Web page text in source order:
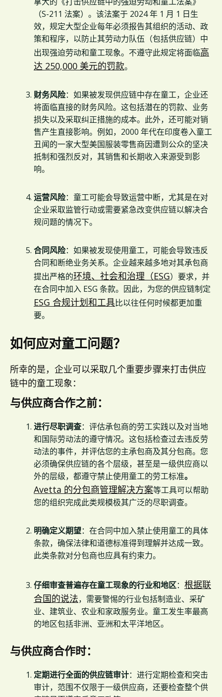
（S-211 法案）。该法案于 2024 年 1 月 1 日生
效，规定大型企业每年必须报告其组织的活动、政
策和程序，以防止其劳动力队伍（包括供应链）中
出现强迫劳动和童工现象。不遵守此规定将面临高
达 250,000 美元的罚款。
财务风险：如果被发现供应链中存在童工，企业还
将面临直接的财务风险。这包括潜在的罚款、业务
损失以及采取纠正措施的成本。此外，还可能对销
售产生直接影响。例如，2000 年代在印度卷入童工
丑闻的一家大型美国服装零售商因遭到公众的坚决
抵制和强烈反对，其销售和长期收入来源受到影
响。
运营风险：童工可能会导致运营中断，尤其是在对
企业采取监管行动或需要紧急改变供应链以解决合
规问题的情况下。
合同风险：如果被发现使用童工，可能会导致违反
合同和断绝业务关系。企业越来越多地对其承包商
提出严格的环境、社会和治理（ESG）要求，并
在合同中加入 ESG 条款。因此，为您的供应链制定
ESG 合规计划和工具比以往任何时候都更加重
要。
如何应对童工问题？
所幸的是，企业可以采取几个重要步骤来打击供应
链中的童工现象：
与供应商合作之前：
进行尽职调查：评估承包商的劳工实践以及对当地
和国际劳动法的遵守情况。这包括检查过去违反劳
动法的事件，并评估您的主承包商及其分包商。您
必须确保供应链的各个层级，甚至是一级供应商以
外的层级，都遵守禁止使用童工的劳工标准。
Avetta 的分包商管理解决方案等工具可以帮助
您的组织完成此类规模极其广泛的尽职调查。
明确定义期望：在合同中加入禁止使用童工的具体
条款，确保法律和道德标准得到理解并达成一致。
此类条款对分包商也应具有约束力。
仔细审查普遍存在童工现象的行业和地区： 根据联
合国的说法，需要警惕的行业包括制造业、采矿
业、建筑业、农业和家政服务业。童工发生率最高
的地区包括非洲、亚洲和太平洋地区。
与供应商合作时：
定期进行全面的供应链审计：进行定期检查和突击
审计，范围不仅限于一级供应商，还要检查整个供